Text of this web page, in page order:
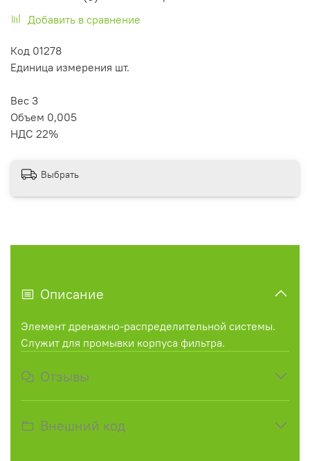
Добавить в сравнение
Код 01278
Единица измерения шт.
Вес 3
Объем 0,005
НДС 22%
Выбрать
Описание
Элемент дренажно-распределительной системы.
Служит для промывки корпуса фильтра.
Отзывы
Внешний код